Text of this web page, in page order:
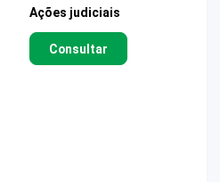
Ações judiciais
Consultar